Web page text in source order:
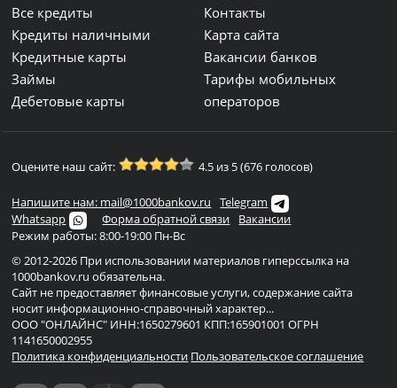
Все кредиты
Кредиты наличными
Кредитные карты
Займы
Дебетовые карты
Контакты
Карта сайта
Вакансии банков
Тарифы мобильных
операторов
Оцените наш сайт: 4.5 из 5 (676 голосов)
Напишите нам: mail@1000bankov.ru
Telegram
Whatsapp
Форма обратной связи
Вакансии
Режим работы: 8:00-19:00 Пн-Вс
© 2012-2026 При использовании материалов гиперссылка на
1000bankov.ru обязательна.
Сайт не предоставляет финансовые услуги, содержание сайта
носит информационно-справочный характер...
ООО "ОНЛАЙНС" ИНН:1650279601 КПП:165901001 ОГРН
1141650002955
Политика конфиденциальности Пользовательское соглашение